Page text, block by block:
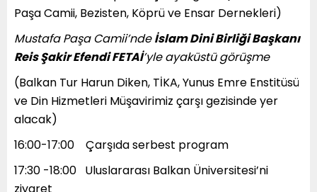
Paşa Camii, Bezisten, Köprü ve Ensar Dernekleri)
Mustafa Paşa Camii’ndeİslam Dini Birliği Başkanı
Reis Şakir Efendi FETAİ’yle ayaküstü görüşme
(Balkan Tur Harun Diken, TİKA, Yunus Emre Enstitüsü
ve Din Hizmetleri Müşavirimiz çarşı gezisinde yer
alacak)
16:00-17:00 Çarşıda serbest program
17:30 -18:00 Uluslararası Balkan Üniversitesi’ni
ziyaret